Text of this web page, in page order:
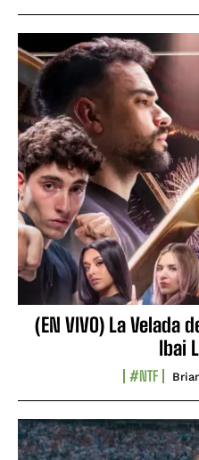
(EN VIVO) La Velada
Ibai
#NTF